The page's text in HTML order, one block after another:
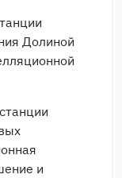
Долиной
и